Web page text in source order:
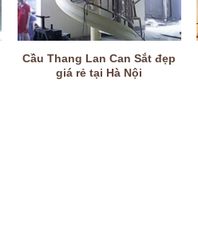
Cầu Thang Lan Can Sắt đẹp
giá rẻ tại Hà Nội